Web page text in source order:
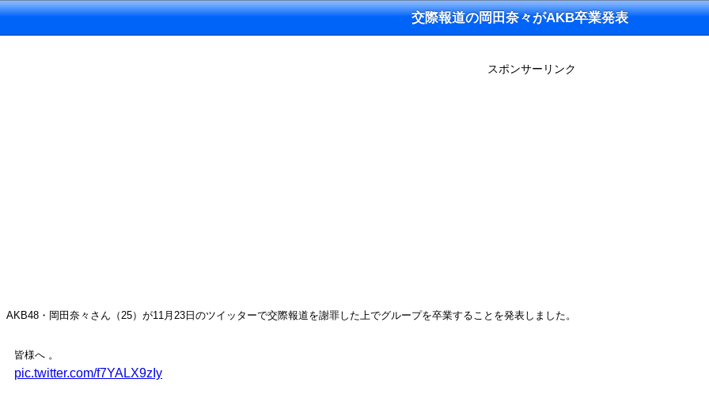
交際報道の岡田奈々がAKB卒業発表
スポンサーリンク
AKB48・岡田奈々さん（25）が11月23日のツイッターで交際報道を謝罪した上でグループを卒業することを発表しました。
皆様へ 。
pic.twitter.com/f7YALX9zIy